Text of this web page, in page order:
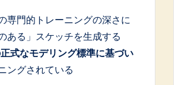
門的トレーニングの深さに
ある」スケッチを生成する
なモデリング標準に基づい
ングされている